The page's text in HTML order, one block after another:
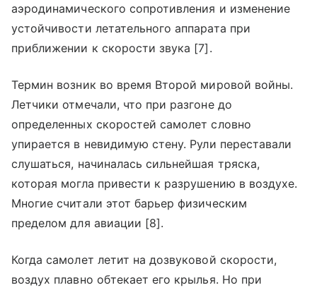
аэродинамического сопротивления и изменение
устойчивости летательного аппарата при
приближении к скорости звука [7].
Термин возник во время Второй мировой войны.
Летчики отмечали, что при разгоне до
определенных скоростей самолет словно
упирается в невидимую стену. Рули переставали
слушаться, начиналась сильнейшая тряска,
которая могла привести к разрушению в воздухе.
Многие считали этот барьер физическим
пределом для авиации [8].
Когда самолет летит на дозвуковой скорости,
воздух плавно обтекает его крылья. Но при